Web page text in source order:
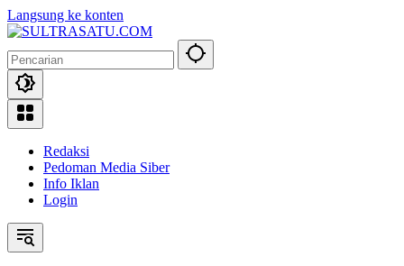
Langsung ke konten
Redaksi
Pedoman Media Siber
Info Iklan
Login